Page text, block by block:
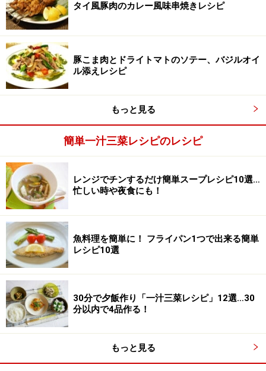
ワンポイントアドバイス
豚肉の細切れやとんかつ用の厚切り肉などでも美味しく
作れます。厚切り肉を使うときは、つけだれに漬けこむ
時間を1時間程度とると、お肉がより柔らかくなりま
タイ風豚肉のカレー風味串焼きレシピ
豚こま肉とドライトマトのソテー、バジルオイ
ル添えレシピ
もっと見る
簡単一汁三菜レシピのレシピ
レンジでチンするだけ簡単スープレシピ10選…
忙しい時や夜食にも！
魚料理を簡単に！ フライパン1つで出来る簡単
レシピ10選
30分で夕飯作り「一汁三菜レシピ」12選…30
分以内で4品作る！
もっと見る